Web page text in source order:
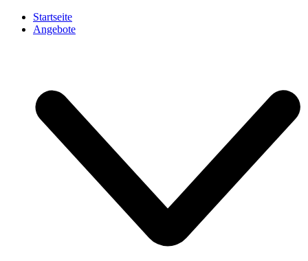
Startseite
Angebote